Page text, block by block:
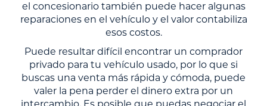
el concesionario también puede hacer algunas
reparaciones en el vehículo y el valor contabiliza
esos costos.
Puede resultar difícil encontrar un comprador
privado para tu vehículo usado, por lo que si
buscas una venta más rápida y cómoda, puede
valer la pena perder el dinero extra por un